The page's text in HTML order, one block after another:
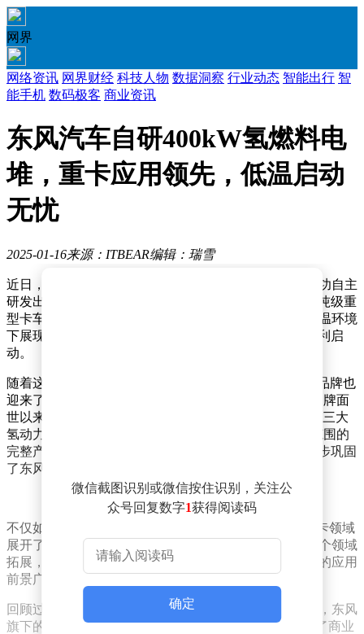
网界
网络资讯 网界财经 科技人物 数据洞察 行业动态 智能出行 智
能手机 数码极客 商业资讯
东风汽车自研400kW氢燃料电
堆，重卡应用领先，低温启动
无忧
2025-01-16来源：ITBEAR编辑：瑞雪
近日，东风汽车宣布了一项令人瞩目的技术创新——成功自主
研发出功率高达400kW的氢燃料电堆。这款电堆专为49吨级重
型卡车设计，不仅功率上实现了重大突破，更在极端低温环境
下展现了卓越的性能，即使在零下40℃的条件下也能顺利启
动。
随着这一技术成果的发布，东风汽车旗下的“东风氢舟”品牌也
迎来了新的发展机遇。自2023年4月“东风氢舟”氢能主品牌面
世以来，东风公司已陆续推出了70kW、150kW和350kW三大
氢动力平台产品，形成了一个覆盖20kW至350kW功率范围的
完整产品线。而此次400kW电堆的成功研发，无疑进一步巩固
了东风汽车在氢能领域的领先地位。
不仅如此，搭载这款400kW电堆的“东风氢舟”已经在重卡领域
展开了实际应用，并有望向船舶、矿用卡车、机车等多个领域
拓展，为更多行业的绿色转型提供有力支持。这一技术的应用
前景广阔，将有力推动氢能产业的快速发展。
回顾过去，东风汽车在氢能领域的探索从未停歇。去年，东风
旗下的氢能乘用车启辰大V氢境就已在广州花都区开始了商业
微信截图识别或微信按住识别，关注公
众号回复数字1获得阅读码
确定